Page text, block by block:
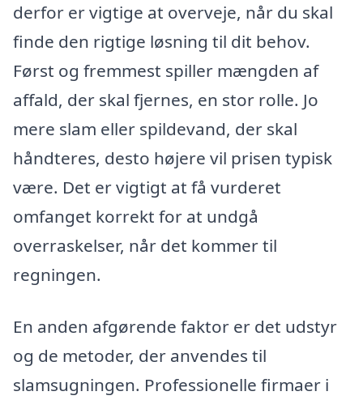
derfor er vigtige at overveje, når du skal
finde den rigtige løsning til dit behov.
Først og fremmest spiller mængden af
affald, der skal fjernes, en stor rolle. Jo
mere slam eller spildevand, der skal
håndteres, desto højere vil prisen typisk
være. Det er vigtigt at få vurderet
omfanget korrekt for at undgå
overraskelser, når det kommer til
regningen.
En anden afgørende faktor er det udstyr
og de metoder, der anvendes til
slamsugningen. Professionelle firmaer i